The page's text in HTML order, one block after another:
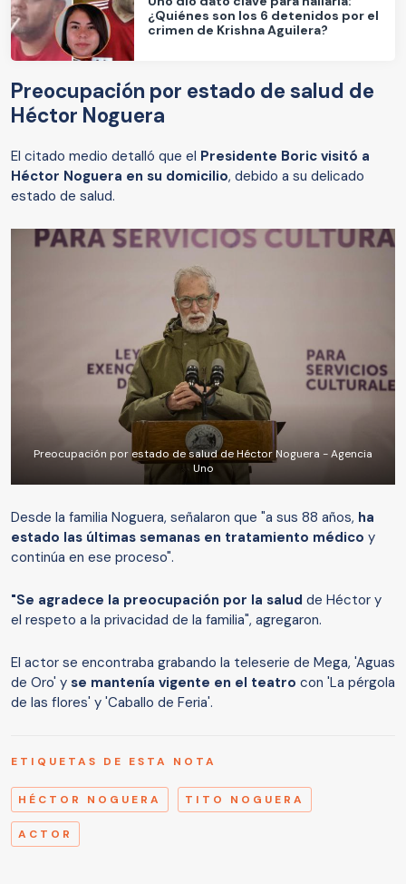
¿Quiénes son los 6 detenidos por el
crimen de Krishna Aguilera?
Preocupación por estado de salud de
Héctor Noguera
El citado medio detalló que el Presidente Boric visitó a
Héctor Noguera en su domicilio, debido a su delicado
estado de salud.
Preocupación por estado de salud de Héctor Noguera - Agencia
Uno
Desde la familia Noguera, señalaron que "a sus 88 años, ha
estado las últimas semanas en tratamiento médico y
continúa en ese proceso".
"Se agradece la preocupación por la salud de Héctor y
el respeto a la privacidad de la familia", agregaron.
El actor se encontraba grabando la teleserie de Mega, 'Aguas
de Oro' y se mantenía vigente en el teatro con 'La pérgola
de las flores' y 'Caballo de Feria'.
ETIQUETAS DE ESTA NOTA
HÉCTOR NOGUERA TITO NOGUERA
ACTOR